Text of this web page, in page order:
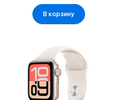
В корзину